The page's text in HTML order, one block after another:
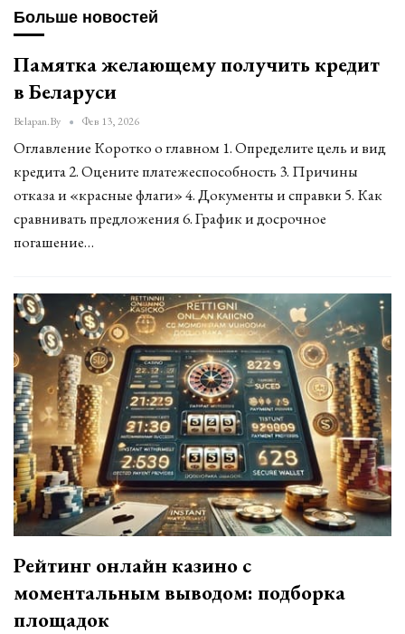
Больше новостей
Памятка желающему получить кредит
в Беларуси
Belapan.by Фев 13, 2026
Оглавление Коротко о главном 1. Определите цель и вид
кредита 2. Оцените платежеспособность 3. Причины
отказа и «красные флаги» 4. Документы и справки 5. Как
сравнивать предложения 6. График и досрочное
погашение…
Рейтинг онлайн казино с
моментальным выводом: подборка
площадок